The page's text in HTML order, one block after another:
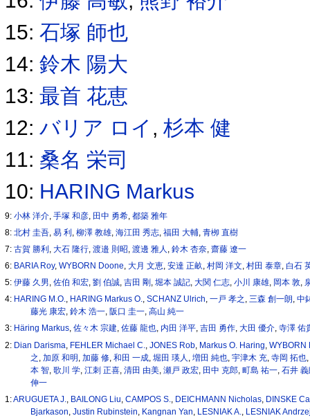
15:石塚 師也
14:鈴木 陽大
13:最首 花恵
12:バリア ロイ ,杉本 健
11: 桑名 栄司
10: HARING Markus
9:小林 洋介,手塚 和彦, 田中 勇希,都築 雅年
8:北村 圭吾,易 利 ,柳澤 教雄,海江田 秀志,福田 大輔,青栁 直樹
7:古賀 勝利 ,大石 隆行,渡邉 則昭,渡邊 雅人 ,鈴木 杏奈,齋藤 遼一
6: BARIA Roy,WYBORN Doone,大月 文恵,安達 正畝,村岡 洋文,村田 泰章,白石
5:伊藤 久男,佐伯 和宏,劉 伯誠,吉田 剛 ,堀本 誠記,大関 仁志,小川 康雄, 岡本 敦,
4: HARING M.O., HARING Markus O.,SCHANZ Ulrich,一戸 孝之 ,三森 創一朗,中
藤光 康宏, 鈴木 浩一, 阪口 圭一, 高山 純一
3: Häring Markus,佐々木 宗建,佐藤 龍也, 内田 洋平,吉田 勇作,大田 優介,寺澤 佑
2: Dian Darisma FEHLER Michael C. ,JONES Rob Markus O. Haring ,WYBORN
之 加原 和明 加藤 修, 和田 一成, 堀田 瑛人 増田 純也, 宇津木 充, 寺岡 拓也,
本 智, 歌川 学, 江刺 正喜, 清田 由美, 瀬戸 政宏, 田中 克郎, 町島 祐一, 石井 義
伸一
1:ARUGUETA J. BAILONG Liu ,CAMPOS S. DEICHMANN Nicholas DINSKE
Bjarkason Justin Rubinstein Kangnan Yan LESNIAK A.
LESNIAK